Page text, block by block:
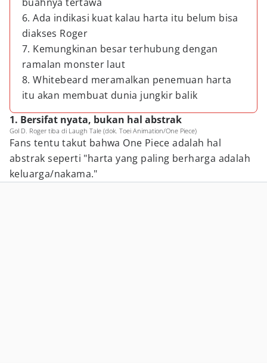
6. Ada indikasi kuat kalau harta itu belum bisa
diakses Roger
7. Kemungkinan besar terhubung dengan
ramalan monster laut
8. Whitebeard meramalkan penemuan harta
itu akan membuat dunia jungkir balik
1. Bersifat nyata, bukan hal abstrak
Gol D. Roger tiba di Laugh Tale (dok. Toei Animation/One Piece)
Fans tentu takut bahwa One Piece adalah hal
abstrak seperti "harta yang paling berharga adalah
keluarga/nakama."